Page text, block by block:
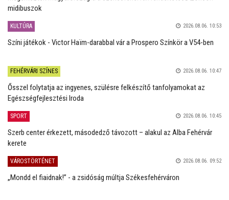
midibuszok
KULTÚRA 2026.08.06. 10:53
Színi játékok - Victor Haïm-darabbal vár a Prospero Színkör a V54-ben
FEHÉRVÁRI SZÍNES 2026.08.06. 10:47
Ősszel folytatja az ingyenes, szülésre felkészítő tanfolyamokat az
Egészségfejlesztési Iroda
SPORT 2026.08.06. 10:45
Szerb center érkezett, másodedző távozott – alakul az Alba Fehérvár
kerete
VÁROSTÖRTÉNET 2026.08.06. 09:52
„Mondd el fiaidnak!” - a zsidóság múltja Székesfehérváron